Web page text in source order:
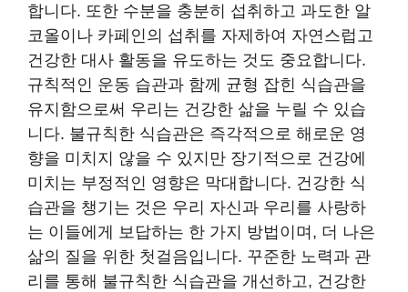
합니다. 또한 수분을 충분히 섭취하고 과도한 알
코올이나 카페인의 섭취를 자제하여 자연스럽고
건강한 대사 활동을 유도하는 것도 중요합니다.
규칙적인 운동 습관과 함께 균형 잡힌 식습관을
유지함으로써 우리는 건강한 삶을 누릴 수 있습
니다. 불규칙한 식습관은 즉각적으로 해로운 영
향을 미치지 않을 수 있지만 장기적으로 건강에
미치는 부정적인 영향은 막대합니다. 건강한 식
습관을 챙기는 것은 우리 자신과 우리를 사랑하
는 이들에게 보답하는 한 가지 방법이며, 더 나은
삶의 질을 위한 첫걸음입니다. 꾸준한 노력과 관
리를 통해 불규칙한 식습관을 개선하고, 건강한